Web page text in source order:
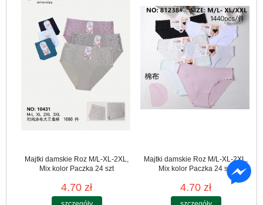
Majtki damskie Roz M/L-XL-2XL,
Mix kolor Paczka 24 szt
4.70 zł
Majtki damskie Roz M/L-XL-2XL,
Mix kolor Paczka 24 szt
4.70 zł